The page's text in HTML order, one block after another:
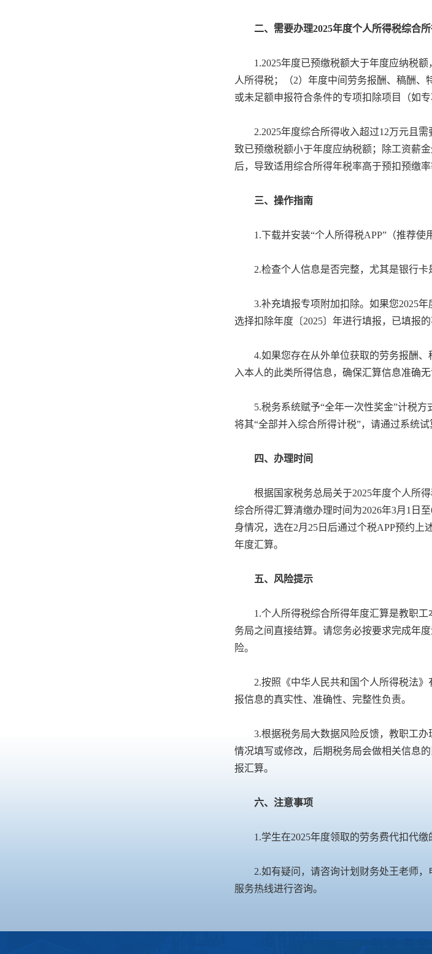
二、需要办理2025年度个人所得税综合
1.2025年度已预缴税额大于年度应纳税
人所得税；（2）年度中间劳务报酬、稿酬
或未足额申报符合条件的专项扣除项目（如
2.2025年度综合所得收入超过12万元且
致已预缴税额小于年度应纳税额；除工资薪
后，导致适用综合所得年税率高于预扣预缴率
三、操作指南
1.下载并安装“个人所得税APP”（推荐使
2.检查个人信息是否完整，尤其是银行卡
3.补充填报专项附加扣除。如果您2025
选择扣除年度〔2025〕年进行填报，已填报的
4.如果您存在从外单位获取的劳务报酬
入本人的此类所得信息，确保汇算信息准确无
5.税务系统赋予“全年一次性奖金”计税
将其“全部并入综合所得计税”，请通过系统试
四、办理时间
根据国家税务总局关于2025年度个人所
综合所得汇算清缴办理时间为2026年3月1日
身情况，选在2月25日后通过个税APP预约上
年度汇算。
五、风险提示
1.个人所得税综合所得年度汇算是教职
务局之间直接结算。请您务必按要求完成年
险。
2.按照《中华人民共和国个人所得税法
报信息的真实性、准确性、完整性负责。
3.根据税务局大数据风险反馈，教职工
情况填写或修改，后期税务局会做相关信息
报汇算。
六、注意事项
1.学生在2025年度领取的劳务费代扣代
2.如有疑问，请咨询计划财务处王老师，
服务热线进行咨询。